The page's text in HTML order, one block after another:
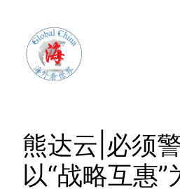
content
熊达云|必须
以“战略互惠”